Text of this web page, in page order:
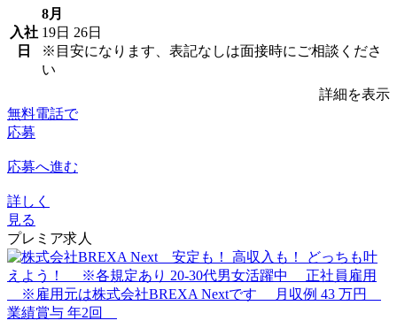
入社
日
8月
19日 26日
※目安になります、表記なしは面接時にご相談くださ
い
詳細を表示
無料電話で
応募
応募へ進む
詳しく
見る
プレミア求人